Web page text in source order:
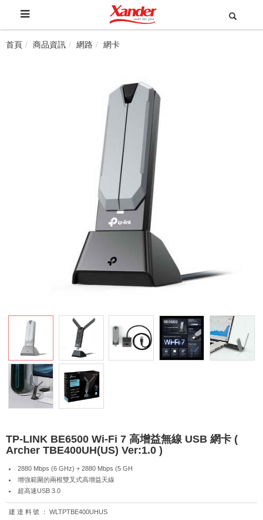
首頁 商品資訊 網路 網卡
TP-LINK BE6500 Wi-Fi 7 高增益無線 USB 網卡 (
Archer TBE400UH(US) Ver:1.0 )
2880 Mbps (6 GHz) + 2880 Mbps (5 GH
增強範圍的兩根雙叉式高增益天線
超高速USB 3.0
建達料號：
WLTPTBE400UHUS